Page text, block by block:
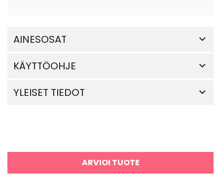
AINESOSAT
KÄYTTÖOHJE
YLEISET TIEDOT
ARVIOI TUOTE